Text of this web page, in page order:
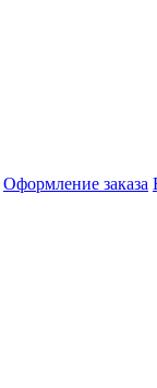
Оформление заказа